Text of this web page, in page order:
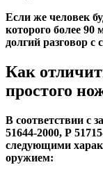
Если же человек
которого более
долгий разговор с
Как
простого
В соответствии с
51644-2000, Р
следующими
оружием: